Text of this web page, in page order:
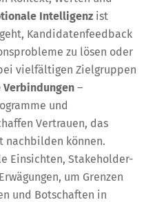
Intelligenz ist
Kandidatenfeedback
zu lösen oder
vielfältigen Zielgruppen
Verbindungen –
und
Vertrauen, das
nachbilden können.
Einsichten, Stakeholder-
um Grenzen
und Botschaften in